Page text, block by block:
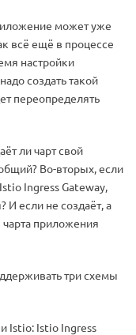
может уже
всё ещё в процессе
настройки
создать такой
переопределять
ли чарт свой
Во-вторых, если
Ingress Gateway,
если не создаёт, а
приложения
три схемы
Istio: Istio Ingress